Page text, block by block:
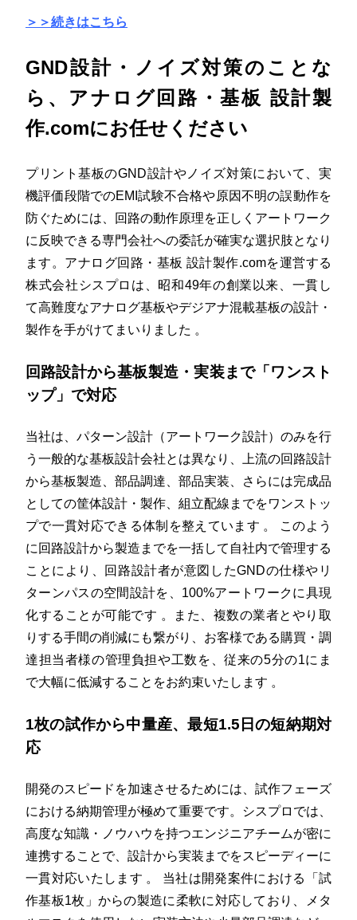
＞＞続きはこちら
GND設計・ノイズ対策のことな
ら、アナログ回路・基板 設計製
作.comにお任せください
プリント基板のGND設計やノイズ対策において、実
機評価段階でのEMI試験不合格や原因不明の誤動作を
防ぐためには、回路の動作原理を正しくアートワーク
に反映できる専門会社への委託が確実な選択肢となり
ます。アナログ回路・基板 設計製作.comを運営する
株式会社シスプロは、昭和49年の創業以来、一貫し
て高難度なアナログ基板やデジアナ混載基板の設計・
製作を手がけてまいりました 。
回路設計から基板製造・実装まで「ワンスト
ップ」で対応
当社は、パターン設計（アートワーク設計）のみを行
う一般的な基板設計会社とは異なり、上流の回路設計
から基板製造、部品調達、部品実装、さらには完成品
としての筐体設計・製作、組立配線までをワンストッ
プで一貫対応できる体制を整えています 。
このよう
に回路設計から製造までを一括して自社内で管理する
ことにより、回路設計者が意図したGNDの仕様やリ
ターンパスの空間設計を、100%アートワークに具現
化することが可能です 。また、複数の業者とやり取
りする手間の削減にも繋がり、お客様である購買・調
達担当者様の管理負担や工数を、従来の5分の1にま
で大幅に低減することをお約束いたします 。
1枚の試作から中量産、最短1.5日の短納期対
応
開発のスピードを加速させるためには、試作フェーズ
における納期管理が極めて重要です。シスプロでは、
高度な知識・ノウハウを持つエンジニアチームが密に
連携することで、設計から実装までをスピーディーに
一貫対応いたします 。 当社は開発案件における「試
作基板1枚」からの製造に柔軟に対応しており、メタ